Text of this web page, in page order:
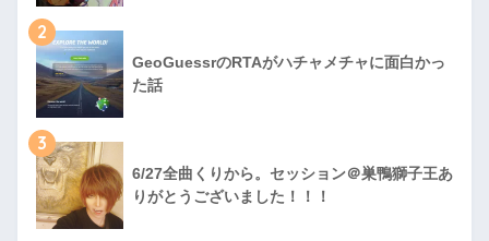
2
GeoGuessrのRTAがハチャメチャに面白かっ
た話
3
6/27全曲くりから。セッション＠巣鴨獅子王あ
りがとうございました！！！